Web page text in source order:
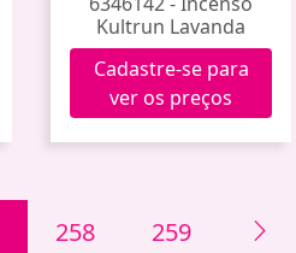
Kultrun Lavanda
Cadastre-se para
ver os preços
258 259